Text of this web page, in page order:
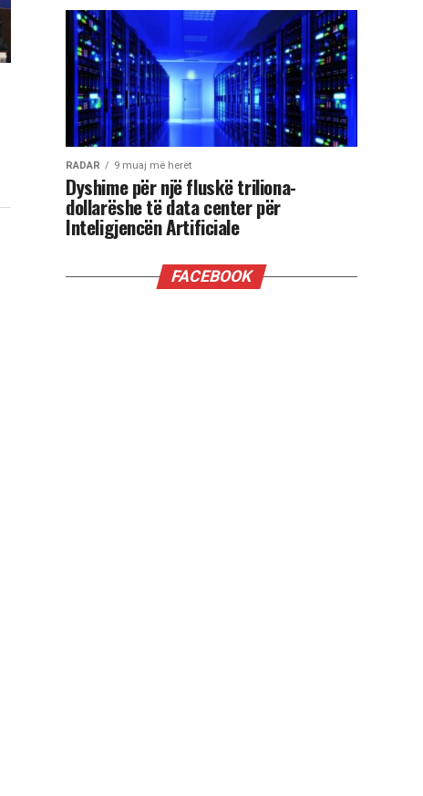
RADAR 9 muaj më herët
Dyshime për një fluskë triliona-
dollarëshe të data center për
Inteligjencën Artificiale
FACEBOOK